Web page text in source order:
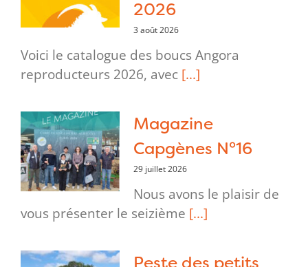
2026
3 août 2026
Voici le catalogue des boucs Angora
reproducteurs 2026, avec [...]
Magazine
Capgènes N°16
29 juillet 2026
Nous avons le plaisir de
vous présenter le seizième [...]